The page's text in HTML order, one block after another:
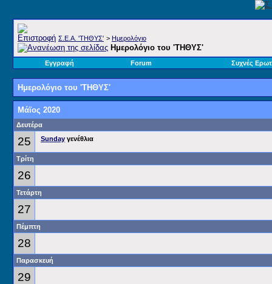
Σ.E.A. 'ΤΗΘΥΣ' > Ημερολόγιο
Ημερολόγιο του 'ΤΗΘΥΣ'
Εγγραφή Forum Συχνές
Ημερολόγιο του 'ΤΗΘΥΣ'
Μάϊος 2020
Δευτέρα
25 Sunday γενέθλια
Τρίτη
26
Τετάρτη
27
Πέμπτη
28
Παρασκευή
29